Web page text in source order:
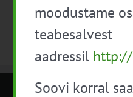
moodustame
teabesalvest
aadressil
Soovi korral